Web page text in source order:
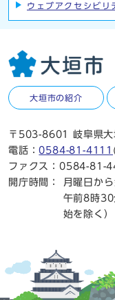
ウェブアクセシビリ
大垣市の紹介
〒503-8601 岐阜県
電話：0584-81-4111
ファクス：0584-81-
開庁時間：
月曜日か
午前8時30
始を除く）